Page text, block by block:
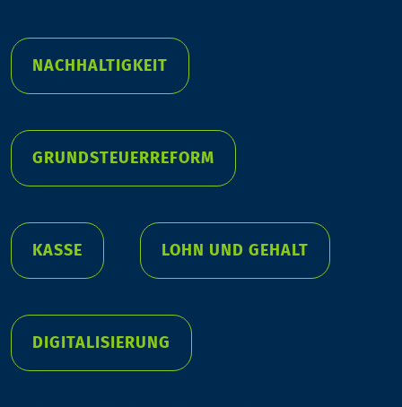
NACHHALTIGKEIT
GRUNDSTEUERREFORM
KASSE LOHN UND GEHALT
DIGITALISIERUNG